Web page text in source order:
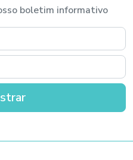
boletim informativo